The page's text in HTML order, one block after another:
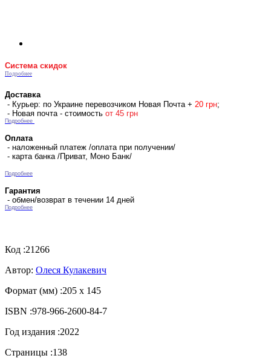
Система скидок
Подробнее
Доставка
- Курьер: по Украине перевозчиком Новая Почта + 20 грн;
- Новая почта - стоимость от 45 грн
Подробнее
Оплата
- наложенный платеж /оплата при получении/
- карта банка /Приват, Моно Банк/
Подробнее
Гарантия
- обмен/возврат в течении 14 дней
Подробнее
Код :21266
Автор: Олеся Кулакевич
Формат (мм) :205 х 145
ISBN :978-966-2600-84-7
Год издания :2022
Страницы :138